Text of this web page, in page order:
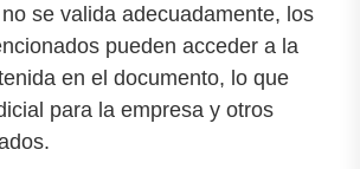
se valida adecuadamente, los
pueden acceder a la
en el documento, lo que
para la empresa y otros